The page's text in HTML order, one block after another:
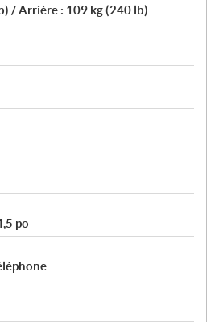
/ Arrière : 109 kg (240 lb)
po